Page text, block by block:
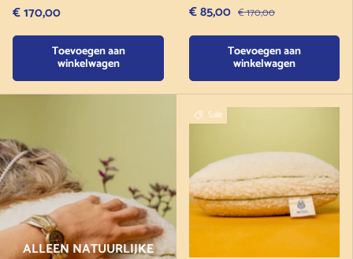
Normale prijs
€ 170,00
Toevoegen aan
winkelwagen
Verkoopprijs
€ 85,00 Normale prijs
€ 170,00
Toevoegen aan
winkelwagen
ALLEEN NATUURLIJKE
Sale